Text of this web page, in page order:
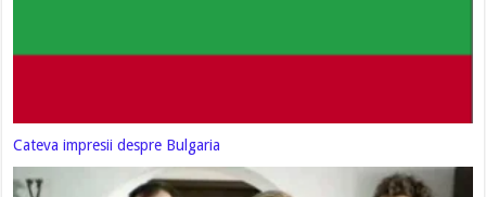
Cateva impresii despre Bulgaria